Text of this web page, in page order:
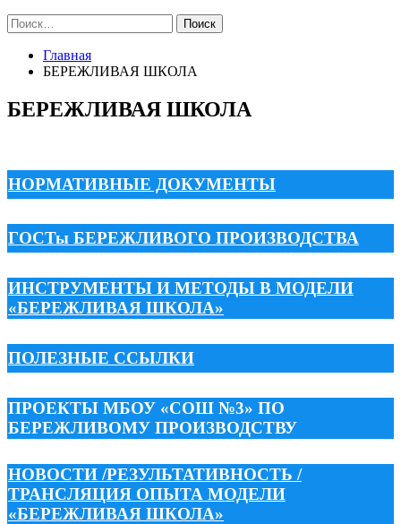
Найти:
Главная
БЕРЕЖЛИВАЯ ШКОЛА
БЕРЕЖЛИВАЯ ШКОЛА
НОРМАТИВНЫЕ ДОКУМЕНТЫ
ГОСТы БЕРЕЖЛИВОГО ПРОИЗВОДСТВА
ИНСТРУМЕНТЫ И МЕТОДЫ В МОДЕЛИ
«БЕРЕЖЛИВАЯ ШКОЛА»
ПОЛЕЗНЫЕ ССЫЛКИ
ПРОЕКТЫ МБОУ «СОШ №3» ПО
БЕРЕЖЛИВОМУ ПРОИЗВОДСТВУ
НОВОСТИ /РЕЗУЛЬТАТИВНОСТЬ /
ТРАНСЛЯЦИЯ ОПЫТА МОДЕЛИ
«БЕРЕЖЛИВАЯ ШКОЛА»